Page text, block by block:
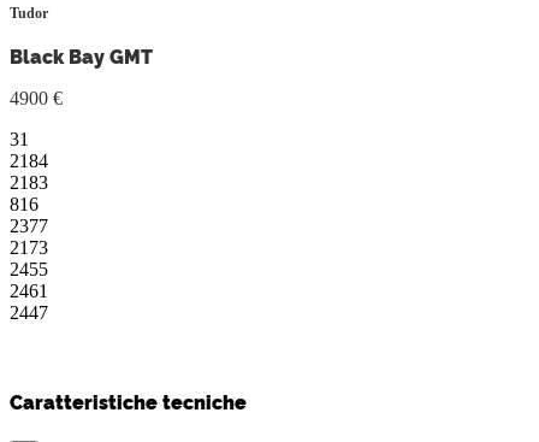
Tudor
Black Bay GMT
4900 €
31
2184
2183
816
2377
2173
2455
2461
2447
Caratteristiche tecniche